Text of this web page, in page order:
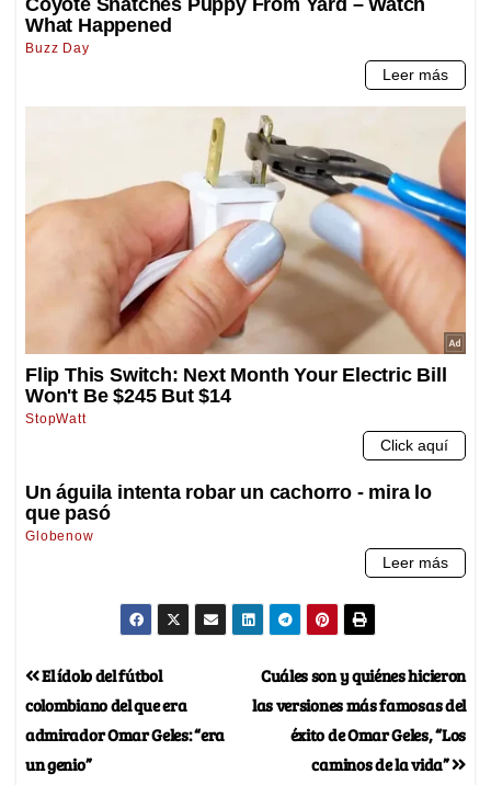
Cuáles son y quiénes hicieron
las versiones más famosas del
éxito de Omar Geles, “Los
caminos de la vida”
El ídolo del fútbol
colombiano del que era
admirador Omar Geles: “era
un genio”